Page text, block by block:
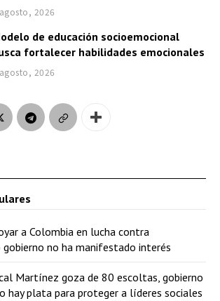
2026
de educación socioemocional
fortalecer habilidades emocionales
2026
a Colombia en lucha contra
gobierno no ha manifestado interés
Martínez goza de 80 escoltas, gobierno
hay plata para proteger a líderes sociales